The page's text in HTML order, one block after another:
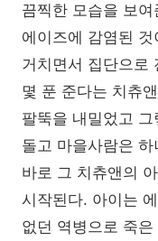
끔찍한 모습을 보
에이즈에 감염된
거치면서 집단으로
몇 푼 준다는 치츄
팔뚝을 내밀었고
돌고 마을사람은
바로 그 치츄앤의
시작된다. 아이는
없던 역병으로 죽